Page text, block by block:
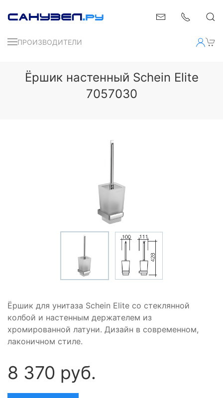
ПРОИЗВОДИТЕЛИ
Ёршик настенный Schein Elite
7057030
Ёршик для унитаза Schein Elite со стеклянной
колбой и настенным держателем из
хромированной латуни. Дизайн в современном,
лаконичном стиле.
8 370 руб.